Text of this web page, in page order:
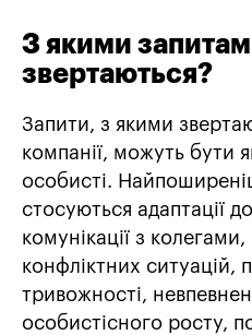
З якими
звертаються?
Запити, з якими
компанії, можуть бути
особисті.
стосуються адаптації
комунікації з колегами,
конфліктних ситуацій,
тривожності,
особистісного росту,